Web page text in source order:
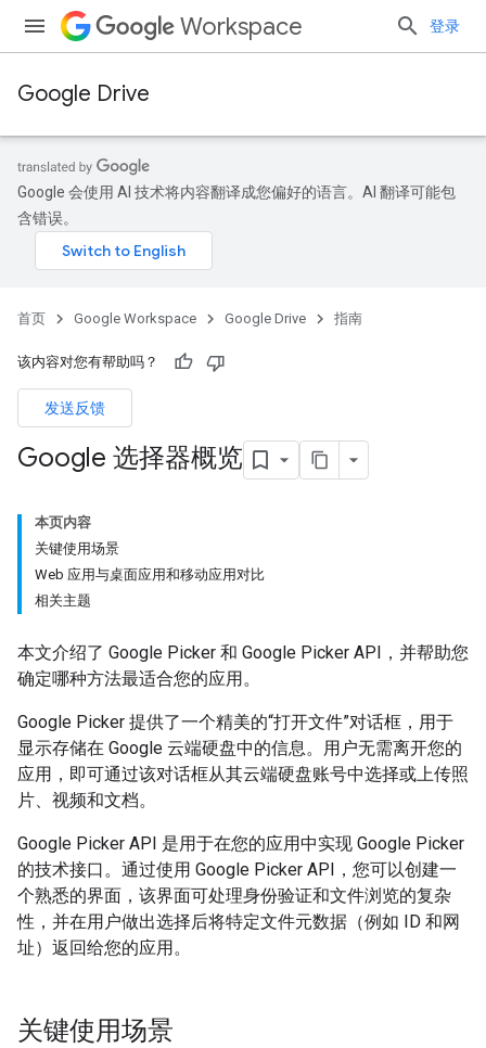
Workspace 登录
Google Drive
Google 会使用 AI 技术将内容翻译成您偏好的语言。AI 翻译可能包
含错误。
首页 Google Workspace Google Drive 指南
该内容对您有帮助吗？
发送反馈
Google 选择器概览
本页内容
关键使用场景
Web 应用与桌面应用和移动应用对比
相关主题
本文介绍了 Google Picker 和 Google Picker API，并帮助您
确定哪种方法最适合您的应用。
Google Picker 提供了一个精美的“打开文件”对话框，用于
显示存储在 Google 云端硬盘中的信息。用户无需离开您的
应用，即可通过该对话框从其云端硬盘账号中选择或上传照
片、视频和文档。
Google Picker API 是用于在您的应用中实现 Google Picker
的技术接口。通过使用 Google Picker API，您可以创建一
个熟悉的界面，该界面可处理身份验证和文件浏览的复杂
性，并在用户做出选择后将特定文件元数据（例如 ID 和网
址）返回给您的应用。
关键使用场景